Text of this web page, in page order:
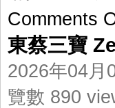
Comments
東蔡三寶
2026年04月
覽數 890